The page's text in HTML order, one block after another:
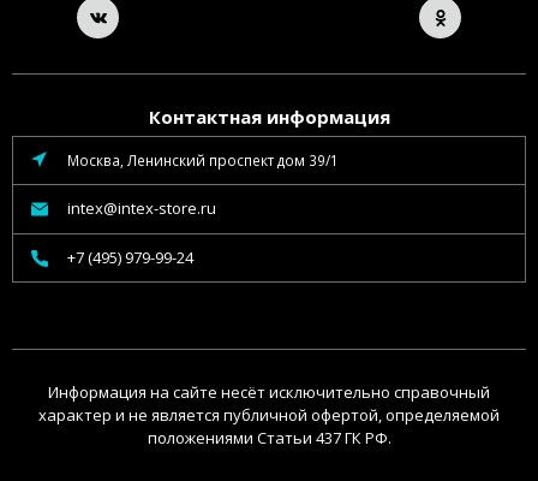
Контактная информация
Москва, Ленинский проспект дом 39/1
intex@intex-store.ru
+7 (495) 979-99-24
Информация на сайте несёт исключительно справочный
характер и не является публичной офертой, определяемой
положениями Статьи 437 ГК РФ.